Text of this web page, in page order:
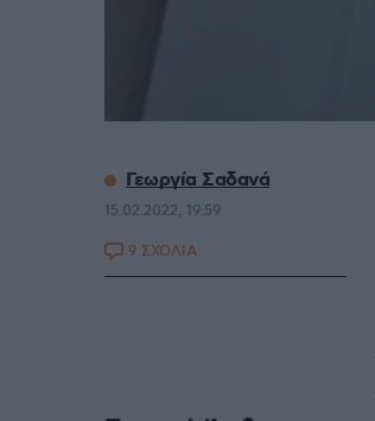
Γεωργία Σαδανά
15.02.2022, 19:59
9 ΣΧΟΛΙΑ